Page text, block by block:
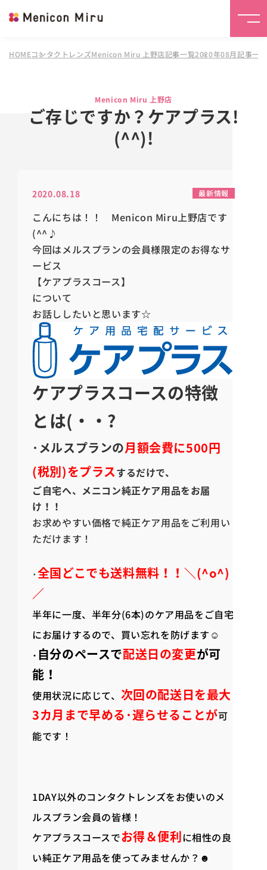
HOMEコンタクトレンズMenicon Miru 上野店記事一覧2020年08月記事一覧
Menicon Miru 上野店
ご存じですか？ケアプラス!
(^^)!
2020.08.18 最新情報
こんにちは！！ Menicon Miru上野店です
(^^♪
今回はメルスプランの会員様限定のお得なサ
ービス
【ケアプラスコース】
について
お話ししたいと思います☆
ケアプラスコースの特徴
とは(・・?
･メルスプランの月額会費に500円
(税別)をプラスするだけで、
ご自宅へ、メニコン純正ケア用品をお届
け！！
お求めやすい価格で純正ケア用品をご利用い
ただけます！
･全国どこでも送料無料！！＼(^o^)
／
半年に一度、半年分(6本)のケア用品をご自宅
にお届けするので、買い忘れを防げます☺
･ 自分のペースで配送日の変更が可
能！
使用状況に応じて、 次回の配送日を最大
3カ月まで早める･遅らせることが可
能です！
1DAY以外のコンタクトレンズをお使いのメ
ルスプラン会員の皆様！
ケアプラスコースでお得＆便利に相性の良
い純正ケア用品を使ってみませんか？☻